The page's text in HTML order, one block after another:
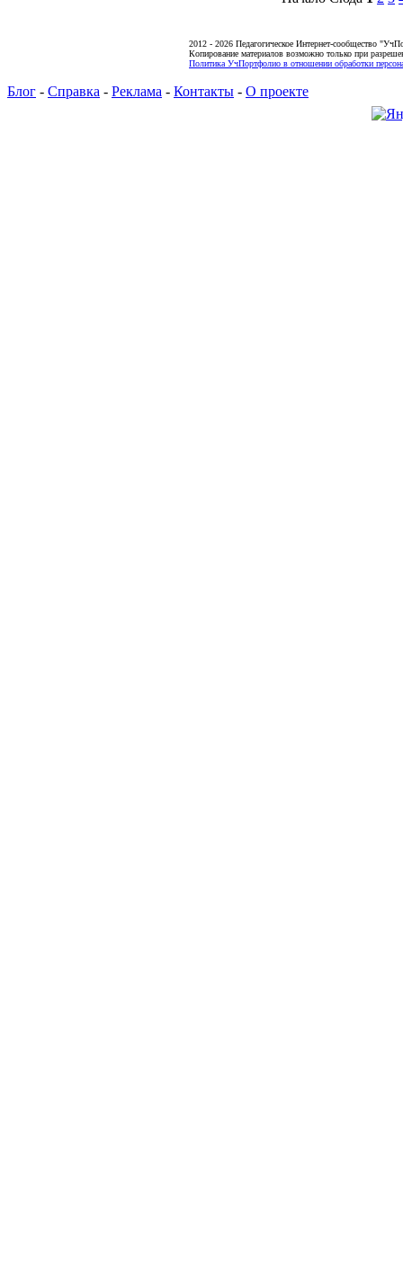
2012 - 2026 Педагогическое Интернет-сообщество
Копирование материалов возможно только при
Политика УчПортфолио в отношении обработки
Блог - Справка - Реклама - Контакты - О проекте